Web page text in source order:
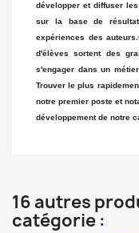
développer et diffuser
sur la base de
expériences des
d'élèves sortent des
s'engager dans un
Trouver le plus
notre premier poste et
développement de notre
16 autres
catégorie :